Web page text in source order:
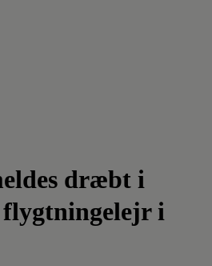
dræbt i
flygtningelejr i